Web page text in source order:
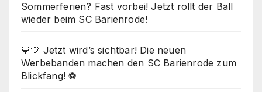
Sommerferien? Fast vorbei! Jetzt rollt der Ball
wieder beim SC Barienrode!
💙🤍 Jetzt wird’s sichtbar! Die neuen
Werbebanden machen den SC Barienrode zum
Blickfang! ⚽